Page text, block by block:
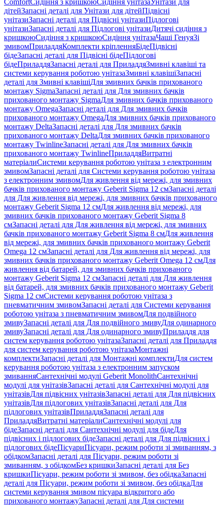
ComfortСидіння з кришкоюСидіння унітазаУнітази для
дітейЗапасні деталі для Унітази для дітейПідвісні
унітазиЗапасні деталі для Підвісні унітазиПідлогові
унітазиЗапасні деталі для Підлогові унітазиДитячі сидіння з
кришкоюСидіння з кришкоюСидіння унітазаЧаші ГенуяЗі
змивомПриладдяКомплекти кріпленняБідеПідвісні
бідеЗапасні деталі для Підвісні бідеПідлогові
бідеПриладдяЗапасні деталі для ПриладдяЗмивні клавіші та
системи керування роботою унітазаЗмивні клавішіЗапасні
деталі для Змивні клавішіДля змивних бачків прихованого
монтажу SigmaЗапасні деталі для Для змивних бачків
прихованого монтажу SigmaДля змивних бачків прихованого
монтажу OmegaЗапасні деталі для Для змивних бачків
прихованого монтажу OmegaДля змивних бачків прихованого
монтажу DeltaЗапасні деталі для Для змивних бачків
прихованого монтажу DeltaДля змивних бачків прихованого
монтажу TwinlineЗапасні деталі для Для змивних бачків
прихованого монтажу TwinlineПриладдяВитратні
матеріалиСистеми керування роботою унітаза з електронним
змивомЗапасні деталі для Системи керування роботою унітаза
з електронним змивомДля живлення від мережі, для змивних
бачків прихованого монтажу Geberit Sigma 12 смЗапасні деталі
для Для живлення від мережі, для змивних бачків прихованого
монтажу Geberit Sigma 12 смДля живлення від мережі, для
змивних бачків прихованого монтажу Geberit Sigma 8
смЗапасні деталі для Для живлення від мережі, для змивних
бачків прихованого монтажу Geberit Sigma 8 смДля живлення
від мережі, для змивних бачків прихованого монтажу Geberit
Omega 12 смЗапасні деталі для Для живлення від мережі, для
змивних бачків прихованого монтажу Geberit Omega 12 смДля
живлення від батарей, для змивних бачків прихованого
монтажу Geberit Sigma 12 смЗапасні деталі для Для живлення
від батарей, для змивних бачків прихованого монтажу Geberit
Sigma 12 смСистеми керування роботою унітаза з
пневматичним змивомЗапасні деталі для Системи керування
роботою унітаза з пневматичним змивомДля подвійного
змивуЗапасні деталі для Для подвійного змивуДля одинарного
змивуЗапасні деталі для Для одинарного змивуПриладдя для
систем керування роботою унітазаЗапасні деталі для Приладдя
для систем керування роботою унітазаМонтажні
комплектиЗапасні деталі для Монтажні комплектиДля систем
керування роботою унітаза з електронним запуском
змиванняСантехнічні модулі Geberit MonolithСантехнічні
модулі для унітазівЗапасні деталі для Сантехнічні модулі для
унітазівДля підвісних унітазівЗапасні деталі для Для підвісних
унітазівДля підлогових унітазівЗапасні деталі для Для
підлогових унітазівПриладдяЗапасні деталі для
ПриладдяВитратні матеріалиСантехнічні модулі для
бідеЗапасні деталі для Сантехнічні модулі для бідеДля
підвісних і підлогових бідеЗапасні деталі для Для підвісних і
підлогових бідеПісуариПісуари, режим роботи зі змиванням, з
обідкомЗапасні деталі для Пісуари, режим роботи зі
змиванням, з обідкомБез кришкиЗапасні деталі для Без
кришкиПісуари, режим роботи зі змивом, без обідкаЗапасні
деталі для Пісуари, режим роботи зі змивом, без обідкаДля
системи керування змивом пісуара відкритого або
прихованого монтажуЗапасні деталі для Для системи